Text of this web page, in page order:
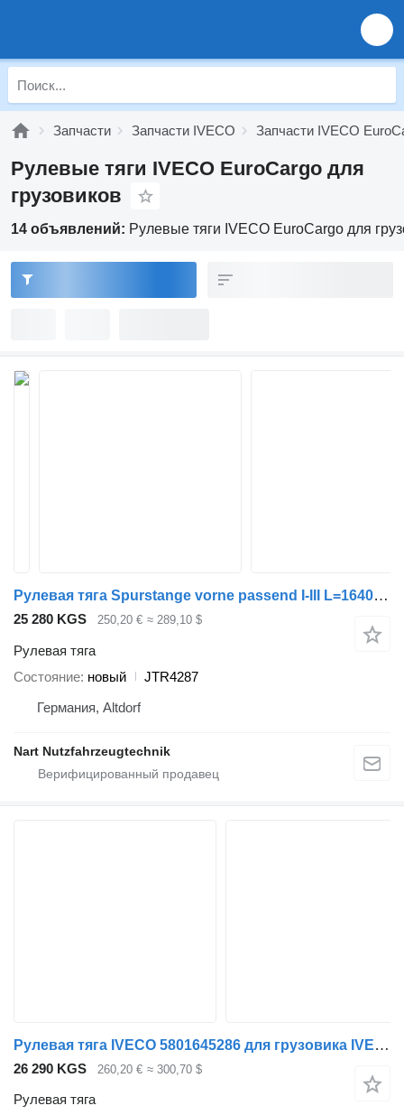
Запчасти Запчасти IVECO Запчасти IVECO
Рулевые тяги IVECO EuroCargo для
грузовиков
14 объявлений: Рулевые тяги IVECO EuroCargo для
Рулевая тяга Spurstange vorne passend I-III L=1640mm Verg JTR4287 для грузовика IVECO EuroCargo
25 280 KGS 250,20 € ≈ 289,10 $
Рулевая тяга
Состояние новый
JTR4287
Германия, Altdorf
Nart Nutzfahrzeugtechnik
Рулевая тяга IVECO 5801645286 для грузовика IVECO Eurocargo 120E bis 180 E
26 290 KGS 260,20 € ≈ 300,70 $
Рулевая тяга